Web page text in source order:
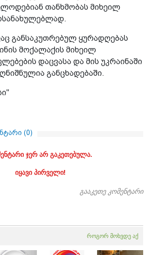
თანხმობას მიხეილ
განსაკუთრებულ ყურადღებას
მოქალაქის მიხეილ
დაცვასა და მის უკრაინაში
განცხადებაში.
(0)
ჯერ არ გაკეთებულა.
იყავი პირველი!
გააკეთე კომენტარი
როგორ მოხვდე აქ